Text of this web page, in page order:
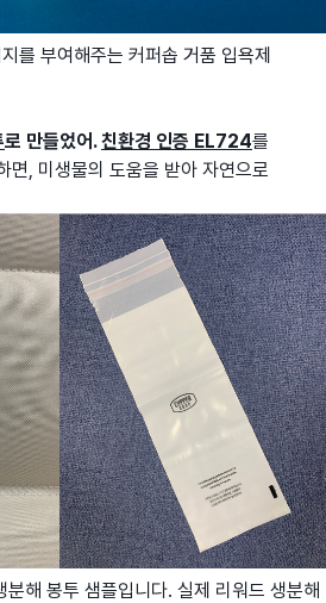
를 부여해주는 커퍼솝 거품 입욕제
로 만들었어.친환경 인증 EL724를
면, 미생물의 도움을 받아 자연으로
해 봉투 샘플입니다. 실제 리워드 생분해